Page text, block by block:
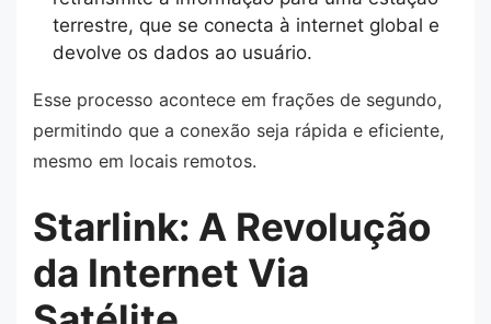
terrestre, que se conecta à internet global e
devolve os dados ao usuário.
Esse processo acontece em frações de segundo,
permitindo que a conexão seja rápida e eficiente,
mesmo em locais remotos.
Starlink: A Revolução
da Internet Via